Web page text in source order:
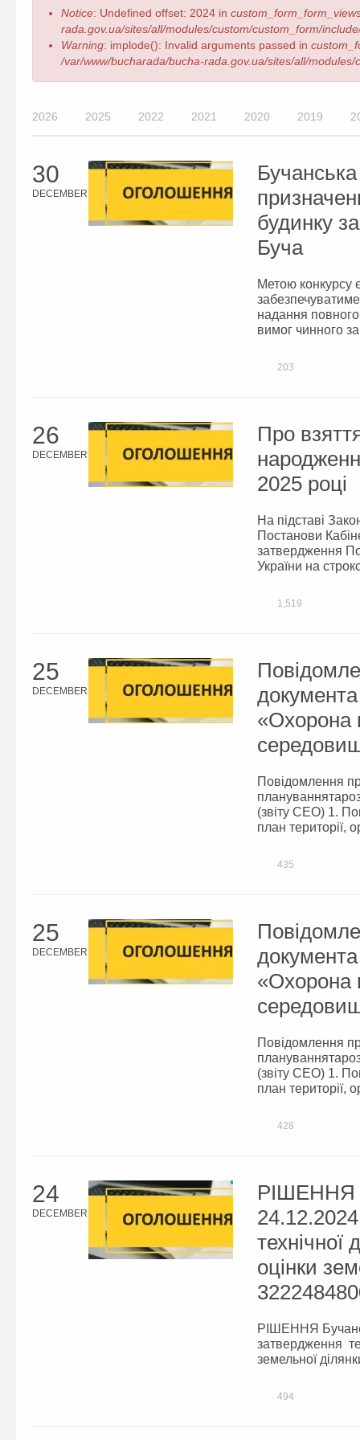
Error
message
Notice: Undefined offset: 2024 in
rada.gov.ua/sites/all/modules/custom/custom_form/
Warning: implode(): Invalid arguments passed in
/var/www/bucharada/bucha-rada.gov.ua/sites/all/
2026 2025 2022 2021 2020 2019
30
DECEMBER
будинку
Буча
Метою конкурсу
надання
вимог чинного
203
26
DECEMBER
Про
2025 році
На підставі
Постанови
затвердження
України на
1,519
25
DECEMBER
«Охорона
Повідомлення
(звіту СЕО) 1.
план території,
435
25
DECEMBER
«Охорона
Повідомлення
(звіту СЕО) 1.
план території,
428
24
DECEMBER
РІШЕННЯ
технічної
оцінки
РІШЕННЯ
затвердження
земельної
494